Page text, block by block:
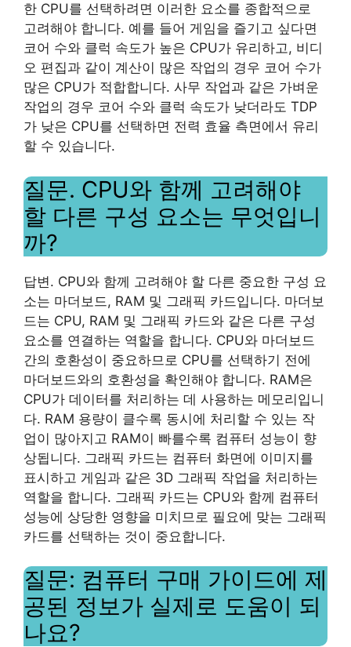
한 CPU를 선택하려면 이러한 요소를 종합적으로
고려해야 합니다. 예를 들어 게임을 즐기고 싶다면
코어 수와 클럭 속도가 높은 CPU가 유리하고, 비디
오 편집과 같이 계산이 많은 작업의 경우 코어 수가
많은 CPU가 적합합니다. 사무 작업과 같은 가벼운
작업의 경우 코어 수와 클럭 속도가 낮더라도 TDP
가 낮은 CPU를 선택하면 전력 효율 측면에서 유리
할 수 있습니다.
질문. CPU와 함께 고려해야
할 다른 구성 요소는 무엇입니
까?
답변. CPU와 함께 고려해야 할 다른 중요한 구성 요
소는 마더보드, RAM 및 그래픽 카드입니다. 마더보
드는 CPU, RAM 및 그래픽 카드와 같은 다른 구성
요소를 연결하는 역할을 합니다. CPU와 마더보드
간의 호환성이 중요하므로 CPU를 선택하기 전에
마더보드와의 호환성을 확인해야 합니다. RAM은
CPU가 데이터를 처리하는 데 사용하는 메모리입니
다. RAM 용량이 클수록 동시에 처리할 수 있는 작
업이 많아지고 RAM이 빠를수록 컴퓨터 성능이 향
상됩니다. 그래픽 카드는 컴퓨터 화면에 이미지를
표시하고 게임과 같은 3D 그래픽 작업을 처리하는
역할을 합니다. 그래픽 카드는 CPU와 함께 컴퓨터
성능에 상당한 영향을 미치므로 필요에 맞는 그래픽
카드를 선택하는 것이 중요합니다.
질문: 컴퓨터 구매 가이드에 제
공된 정보가 실제로 도움이 되
나요?